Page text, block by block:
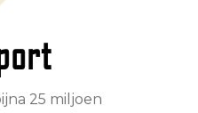
25 miljoen